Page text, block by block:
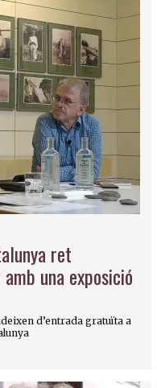
ret
una exposició
d’entrada gratuïta a